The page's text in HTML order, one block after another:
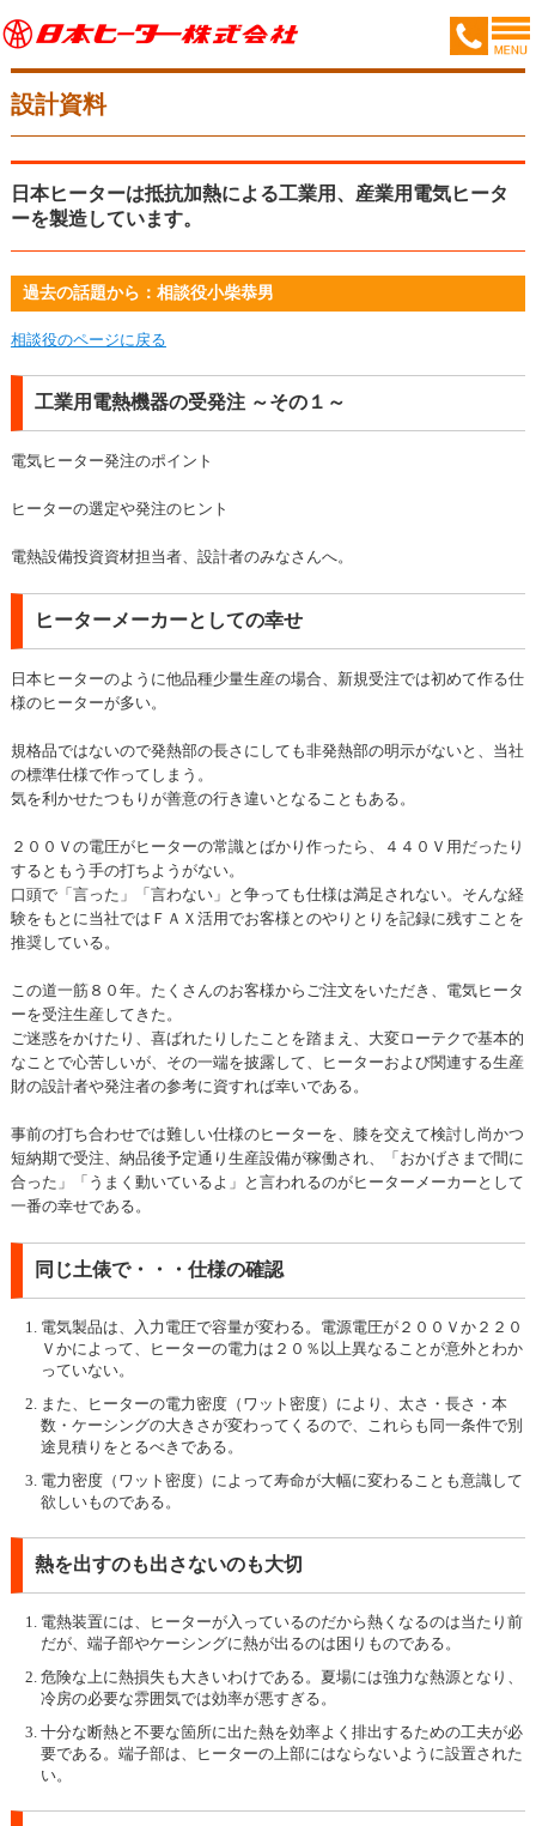
設計資料
日本ヒーターは抵抗加熱による工業用、産業用電気ヒータ
ーを製造しています。
過去の話題から：相談役小柴恭男
相談役のページに戻る
工業用電熱機器の受発注 ～その１～
電気ヒーター発注のポイント
ヒーターの選定や発注のヒント
電熱設備投資資材担当者、設計者のみなさんへ。
ヒーターメーカーとしての幸せ
日本ヒーターのように他品種少量生産の場合、新規受注では初めて作る仕
様のヒーターが多い。
規格品ではないので発熱部の長さにしても非発熱部の明示がないと、当社
の標準仕様で作ってしまう。
気を利かせたつもりが善意の行き違いとなることもある。
２００Ｖの電圧がヒーターの常識とばかり作ったら、４４０Ｖ用だったり
するともう手の打ちようがない。
口頭で「言った」「言わない」と争っても仕様は満足されない。そんな経
験をもとに当社ではＦＡＸ活用でお客様とのやりとりを記録に残すことを
推奨している。
この道一筋８０年。たくさんのお客様からご注文をいただき、電気ヒータ
ーを受注生産してきた。
ご迷惑をかけたり、喜ばれたりしたことを踏まえ、大変ローテクで基本的
なことで心苦しいが、その一端を披露して、ヒーターおよび関連する生産
財の設計者や発注者の参考に資すれば幸いである。
事前の打ち合わせでは難しい仕様のヒーターを、膝を交えて検討し尚かつ
短納期で受注、納品後予定通り生産設備が稼働され、「おかげさまで間に
合った」「うまく動いているよ」と言われるのがヒーターメーカーとして
一番の幸せである。
同じ土俵で・・・仕様の確認
電気製品は、入力電圧で容量が変わる。電源電圧が２００Ｖか２２０
Ｖかによって、ヒーターの電力は２０％以上異なることが意外とわか
っていない。
また、ヒーターの電力密度（ワット密度）により、太さ・長さ・本
数・ケーシングの大きさが変わってくるので、これらも同一条件で別
途見積りをとるべきである。
電力密度（ワット密度）によって寿命が大幅に変わることも意識して
欲しいものである。
熱を出すのも出さないのも大切
電熱装置には、ヒーターが入っているのだから熱くなるのは当たり前
だが、端子部やケーシングに熱が出るのは困りものである。
危険な上に熱損失も大きいわけである。夏場には強力な熱源となり、
冷房の必要な雰囲気では効率が悪すぎる。
十分な断熱と不要な箇所に出た熱を効率よく排出するための工夫が必
要である。端子部は、ヒーターの上部にはならないように設置された
い。